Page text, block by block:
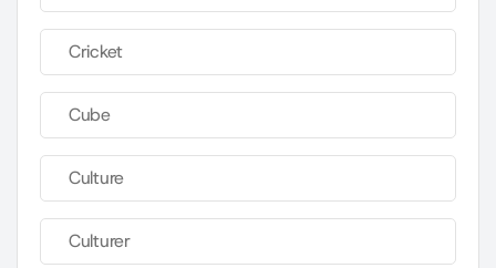
Cricket
Cube
Culture
Culturer